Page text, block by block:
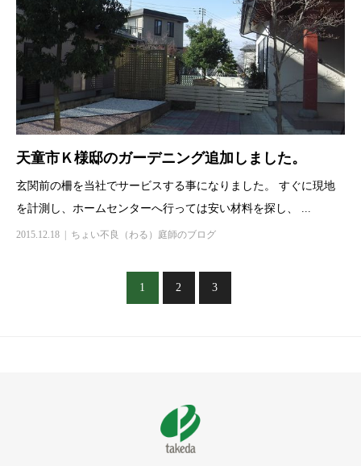
天童市Ｋ様邸のガーデニング追加しました。
玄関前の柵を当社でサービスする事になりました。 すぐに現地
を計測し、ホームセンターへ行っては安い材料を探し、 ...
2015.12.18 ちょい不良（わる）庭師のブログ
1 2 3